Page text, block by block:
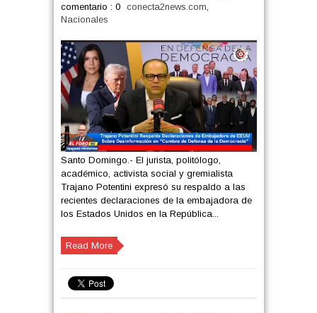
comentario : 0
conecta2news.com,
Nacionales
Santo Domingo.- El jurista, politólogo,
académico, activista social y gremialista
Trajano Potentini expresó su respaldo a las
recientes declaraciones de la embajadora de
los Estados Unidos en la República...
Read More